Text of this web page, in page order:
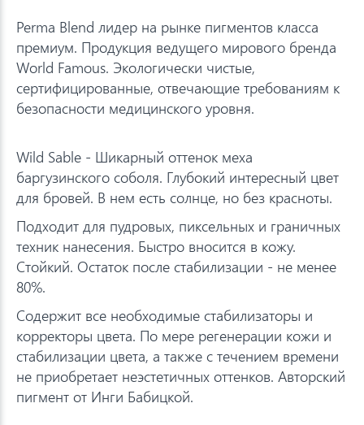
Perma Blend лидер на рынке пигментов класса
премиум. Продукция ведущего мирового бренда
World Famous. Экологически чистые,
сертифицированные, отвечающие требованиям к
безопасности медицинского уровня.
Wild Sable - Шикарный оттенок меха
баргузинского соболя. Глубокий интересный цвет
для бровей. В нем есть солнце, но без красноты.
Подходит для пудровых, пиксельных и граничных
техник нанесения. Быстро вносится в кожу.
Стойкий. Остаток после стабилизации - не менее
80%.
Содержит все необходимые стабилизаторы и
корректоры цвета. По мере регенерации кожи и
стабилизации цвета, а также с течением времени
не приобретает неэстетичных оттенков. Авторский
пигмент от Инги Бабицкой.